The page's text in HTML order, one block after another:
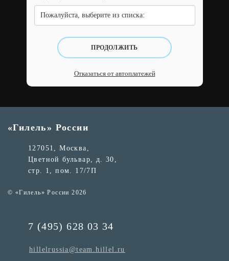
Пожалуйста, выберите из списка:
ПРОДОЛЖИТЬ
Отказаться от автоплатежей
«Гилель» России
127051, Москва,
Цветной бульвар, д. 30,
стр. 1, пом. 17/7П
© «Гилель» России 2026
7 (495) 628 03 34
hillelrussia@team.hillel.ru